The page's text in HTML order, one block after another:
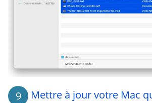
9 Mettre à jour votre Mac